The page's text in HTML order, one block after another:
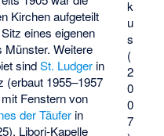
k
u
s
(
2
0
0
7
Kirchen aufgeteilt
eines eigenen
Münster. Weitere
sindSt. Ludger in
(erbaut 1955–1957
mit Fenstern von
der Täufer in
Libori-Kapelle